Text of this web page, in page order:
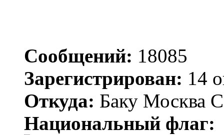
Сообщений: 18085
Зарегистрирован: 14
Откуда: Баку Москва
Национальный флаг: